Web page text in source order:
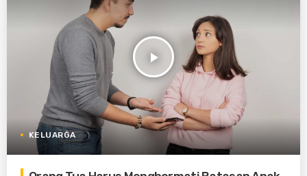
play_arrow
KELUARGA